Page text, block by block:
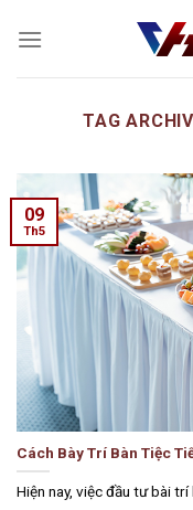
TAG
Cách Bày Trí Bàn Tiệc
Hiện nay, việc đầu tư bài
09
Th5